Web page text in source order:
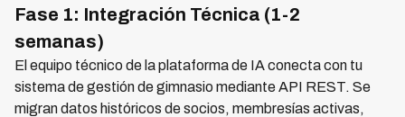
Fase 1: Integración Técnica (1-2
semanas)
El equipo técnico de la plataforma de IA conecta con tu
sistema de gestión de gimnasio mediante API REST. Se
migran datos históricos de socios, membresías activas,